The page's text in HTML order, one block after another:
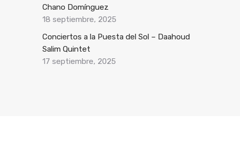
Chano Domínguez
18 septiembre, 2025
Conciertos a la Puesta del Sol – Daahoud
Salim Quintet
17 septiembre, 2025